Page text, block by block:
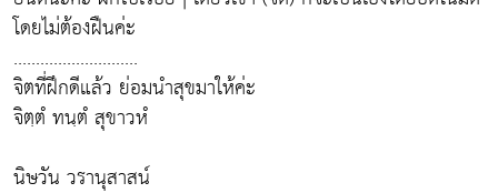
โดยไม่ต้องฝืนค่ะ
............................
จิตที่ฝึกดีแล้ว ย่อมนำสุขมาให้ค่ะ
จิตฺตํ ทนฺตํ สุขาวหํ
นิษวัน วรานุสาสน์